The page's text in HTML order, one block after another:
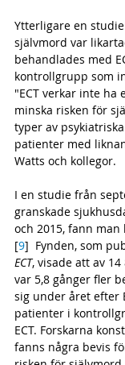
Ytterligare en
självmord var
behandlades med
kontrollgrupp som
"ECT verkar inte ha
minska risken för
typer av
patienter med
Watts och kollegor.
I en studie från
granskade
och 2015, fann
[9]  Fynden, som
ECT, visade att av
var 5,8 gånger fler
sig under året efter
patienter i
ECT. Forskarna
fanns några bevis